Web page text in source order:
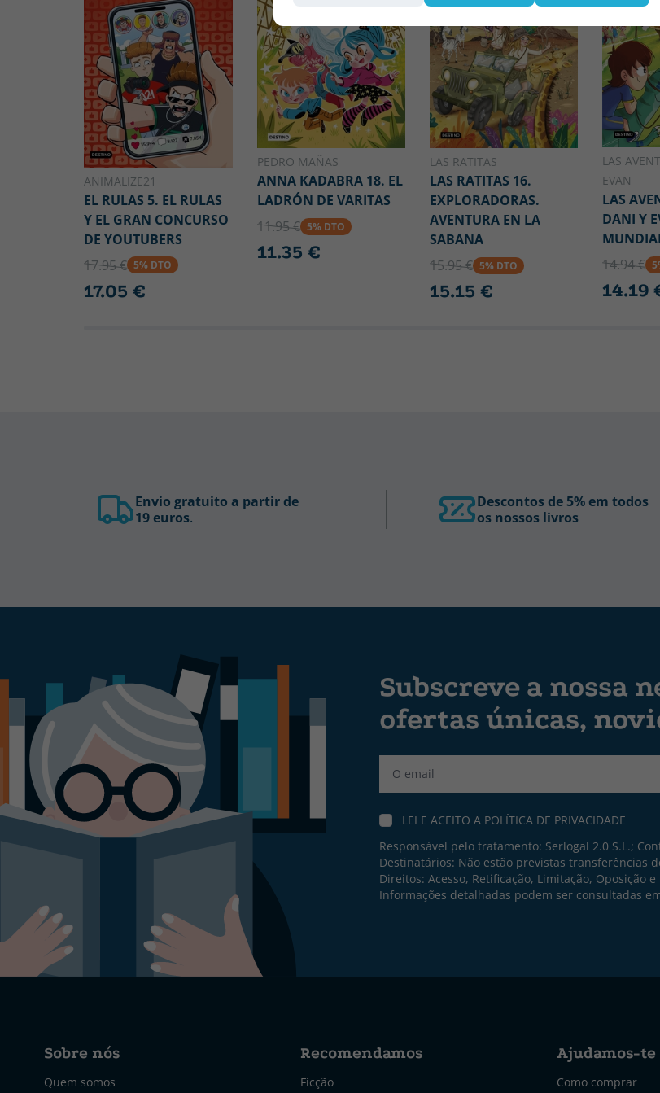
ANIMALIZE21
EL RULAS 5. EL RULAS
Y EL GRAN CONCURSO
DE YOUTUBERS
17.95 € 5% DTO
17.05 €
PEDRO MAÑAS
ANNA KADABRA 18. EL
LADRÓN DE VARITAS
11.95 € 5% DTO
11.35 €
LAS RATITAS
LAS RATITAS 16.
EXPLORADORAS.
AVENTURA EN LA
SABANA
15.95 € 5% DTO
15.15 €
LAS
EVAN
LAS
DANI Y
14.94 €
14.19
Envio gratuito a partir de
19 euros.
Descontos de 5% em todos
os nossos livros
Subscreve a nossa
ofertas únicas,
LEI E ACEITO A POLÍTICA DE PRIVACIDADE
Responsável pelo tratamento: Serlogal 2.0 S.L.;
Destinatários: Não estão previstas transferências
Direitos: Acesso, Retificação, Limitação, Oposição
Informações detalhadas podem ser consultadas
Sobre nós
Quem somos
Recomendamos
Ficção
Ajudamos-te
Como comprar